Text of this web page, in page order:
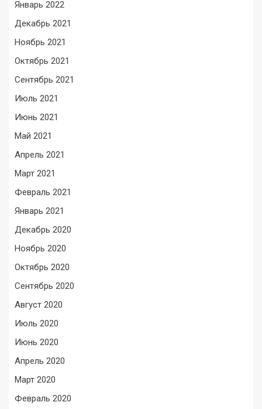
Январь 2022
Декабрь 2021
Ноябрь 2021
Октябрь 2021
Сентябрь 2021
Июль 2021
Июнь 2021
Май 2021
Апрель 2021
Март 2021
Февраль 2021
Январь 2021
Декабрь 2020
Ноябрь 2020
Октябрь 2020
Сентябрь 2020
Август 2020
Июль 2020
Июнь 2020
Апрель 2020
Март 2020
Февраль 2020